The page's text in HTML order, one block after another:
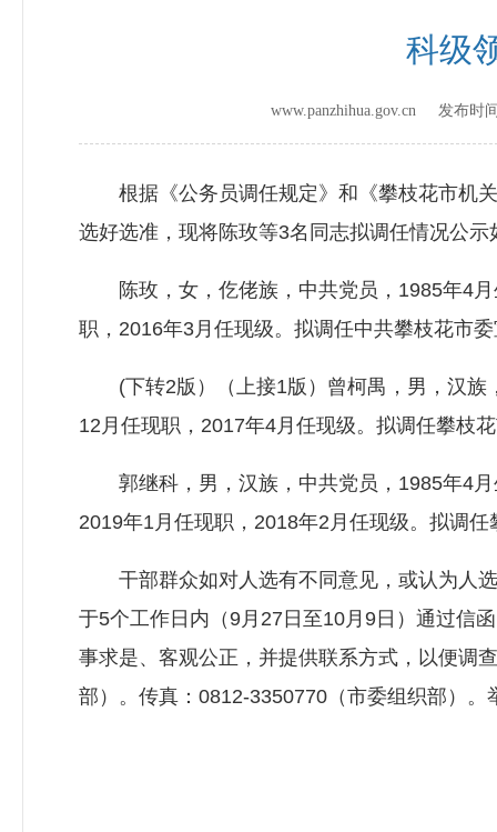
科级
www.panzhihua.gov.cn 发布时
根据《公务员调任规定》和《攀枝花市机关
选好选准，现将陈玫等3名同志拟调任情况公示
陈玫，女，仡佬族，中共党员，1985年4月
职，2016年3月任现级。拟调任中共攀枝花市
(下转2版）（上接1版）曾柯禺，男，汉族
12月任现职，2017年4月任现级。拟调任攀枝
郭继科，男，汉族，中共党员，1985年4月
2019年1月任现职，2018年2月任现级。拟调
干部群众如对人选有不同意见，或认为人选
于5个工作日内（9月27日至10月9日）通过信
事求是、客观公正，并提供联系方式，以便调
部）。传真：0812-3350770（市委组织部）